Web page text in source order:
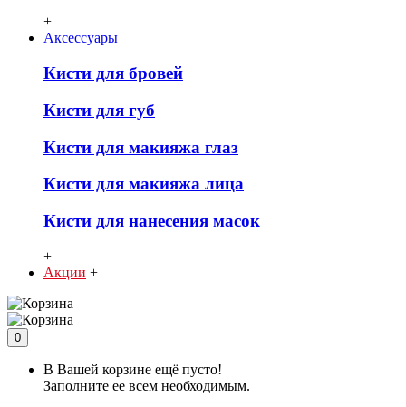
+
Аксессуары
Кисти для бровей
Кисти для губ
Кисти для макияжа глаз
Кисти для макияжа лица
Кисти для нанесения масок
+
Акции +
0
В Вашей корзине ещё пусто!
Заполните ее всем необходимым.